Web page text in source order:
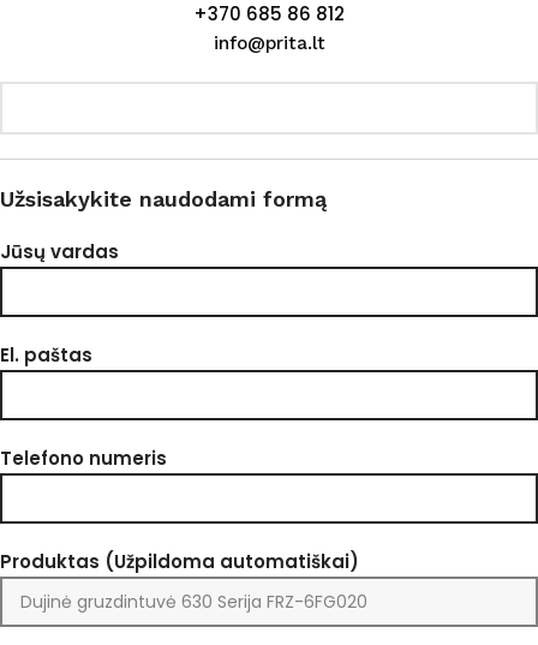
+370 685 86 812
info@prita.lt
Užsisakykite naudodami formą
Jūsų vardas
El. paštas
Telefono numeris
Produktas (Užpildoma automatiškai)